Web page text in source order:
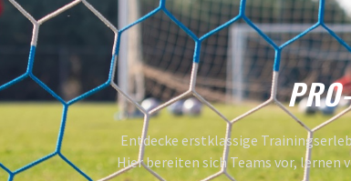
Entdecke erstklassige
Hier bereiten sich Teams vor, lernen